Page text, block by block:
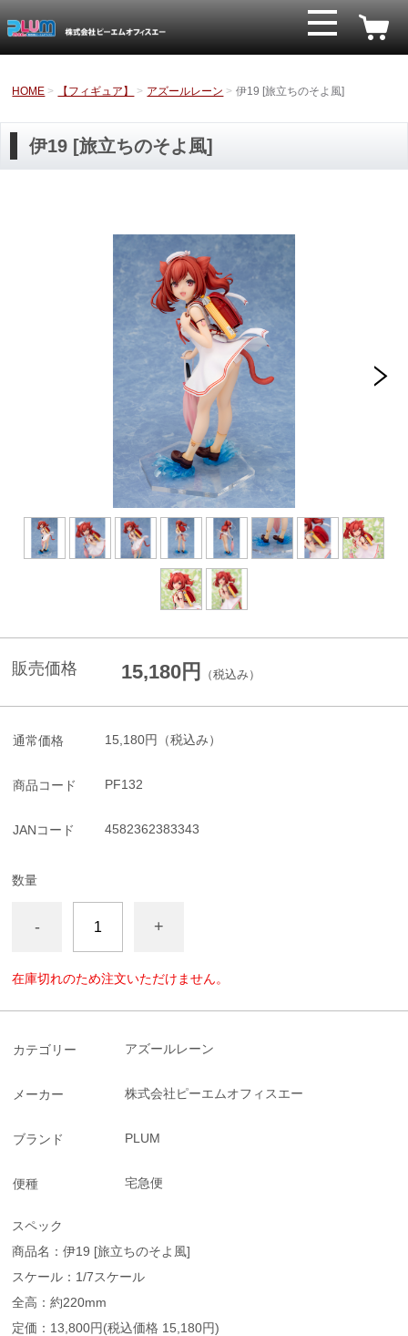
HOME 【フィギュア】 アズールレーン 伊19 [旅立ちのそよ風]
伊19 [旅立ちのそよ風]
販売価格 15,180円 （税込み）
通常価格 15,180円 （税込み）
商品コード PF132
JANコード 4582362383343
数量
- +
在庫切れのため注文いただけません。
カテゴリー アズールレーン
メーカー 株式会社ピーエムオフィスエー
ブランド PLUM
便種 宅急便
スペック
商品名：伊19 [旅立ちのそよ風]
スケール：1/7スケール
全高：約220mm
定価：13,800円(税込価格 15,180円)